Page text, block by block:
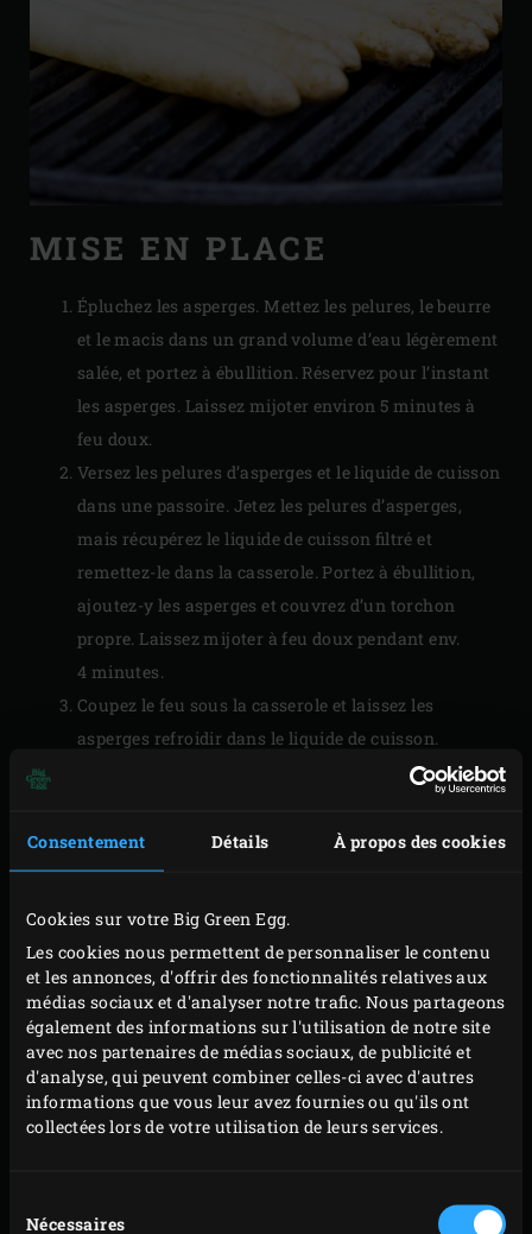
Consentement Détails À propos des cookies
Cookies sur votre Big Green Egg.
Les cookies nous permettent de personnaliser le contenu
et les annonces, d'offrir des fonctionnalités relatives aux
médias sociaux et d'analyser notre trafic. Nous partageons
également des informations sur l'utilisation de notre site
avec nos partenaires de médias sociaux, de publicité et
d'analyse, qui peuvent combiner celles-ci avec d'autres
informations que vous leur avez fournies ou qu'ils ont
collectées lors de votre utilisation de leurs services.
duNécessaires
MISE EN PLACE
Épluchez les asperges. Mettez les pelures, le beurre
et le macis dans un grand volume d’eau légèrement
salée, et portez à ébullition. Réservez pour l’instant
les asperges. Laissez mijoter environ 5 minutes à
feu doux.
Versez les pelures d’asperges et le liquide de cuisson
dans une passoire. Jetez les pelures d’asperges,
mais récupérez le liquide de cuisson filtré et
remettez-le dans la casserole. Portez à ébullition,
ajoutez-y les asperges et couvrez d’un torchon
propre. Laissez mijoter à feu doux pendant env.
4 minutes.
Coupez le feu sous la casserole et laissez les
asperges refroidir dans le liquide de cuisson.